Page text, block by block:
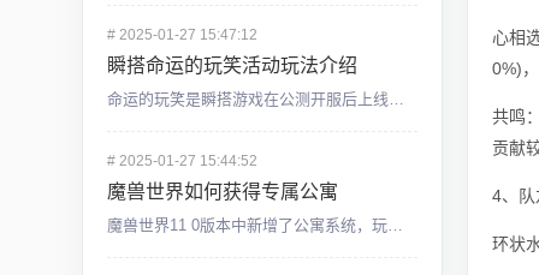
# 2025-01-27 15:47:12
瞬搭命运的玩笑活动玩法介绍
命运的玩笑是瞬搭游戏在公测开服后上线的限时活动，在活动期间按照指引完成活动任务，包含限定任务和每日登录等，即可获得活动奖励和2个四星限定套装，那么这个活动的具体玩法是什么呢？下面就让小编给大家带来瞬搭
# 2025-01-27 15:44:52
魔兽世界如何获得专属公寓
魔兽世界11 0版本中新增了公寓系统，玩家可以在游戏中获得专属于自己的公寓，淡一些玩家不清楚要如何获得专属公寓，因此小编为各位带来了魔兽世界如何获得专属公寓的攻略指南，有需要的玩家可以来看看，希望对你
心相
0%)
共鸣
贡献
4、队
环状